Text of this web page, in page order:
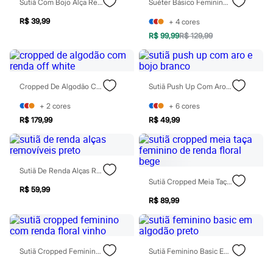
Todos os produtos
Infantil
Em alta
Romântico para as meninas
Inverno
Novidades
Roupas menina
0 a 24 meses
1 a 5 anos
4 a 12 anos
10 a 16 anos
Roupas menino
0 a 24 meses
4 a 12 anos
10 a 16 anos
Acessórios
Bolsas e Mochilas
Chapéus
Calçados
Botas
Sutiã Com Bojo Alça Removível Bege
R$ 39,99
Suéter Básico Feminino Cropped De Tricot Vinho
+ 4 cores
R$ 99,99R$ 129,99
Cropped De Algodão Com Renda Off White
+ 2 cores
R$ 179,99
Sutiã Push Up Com Aro E Bojo Branco
+ 6 cores
R$ 49,99
Sutiã De Renda Alças Removíveis Preto
R$ 59,99
Sutiã Cropped Meia Taça Feminino De Renda Floral Bege
R$ 89,99
Sutiã Cropped Feminino Com Renda Floral Vinho Sutiã Feminino Basic Em Algodão Preto